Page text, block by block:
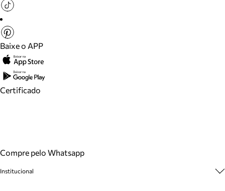
Baixe o APP
Certificado
Compre pelo Whatsapp
Institucional